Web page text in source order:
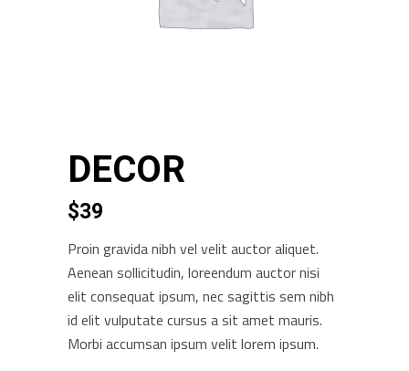
DECOR
$39
Proin gravida nibh vel velit auctor aliquet.
Aenean sollicitudin, loreendum auctor nisi
elit consequat ipsum, nec sagittis sem nibh
id elit vulputate cursus a sit amet mauris.
Morbi accumsan ipsum velit lorem ipsum.